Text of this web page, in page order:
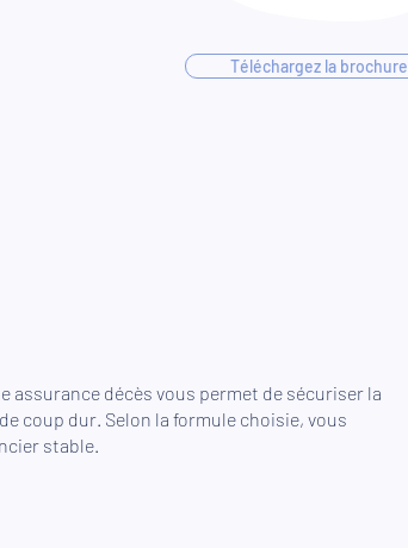
Téléchargez la brochure
assurance décès vous permet de sécuriser la
coup dur. Selon la formule choisie, vous
stable.